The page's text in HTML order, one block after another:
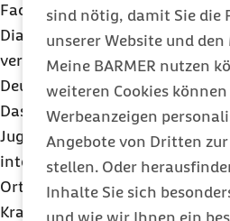
sind nötig, damit Sie die
unserer Website und
Meine BARMER nutzen
weiteren Cookies können
Werbeanzeigen
Angebote von Dritten
stellen. Oder
Inhalte Sie sich
und wie wir Ihnen ein
Facharztzentrum moderne
Diagnostik zur Verfügung, sie
verschiedenen
Deutschland zusammen.
Das ProjektKIMermöglicht
Jugendlichen mit bestimmten
interdisziplinäre Versorgung an
Ort. So können Aufenthalte in
Krankenhäusern vermieden